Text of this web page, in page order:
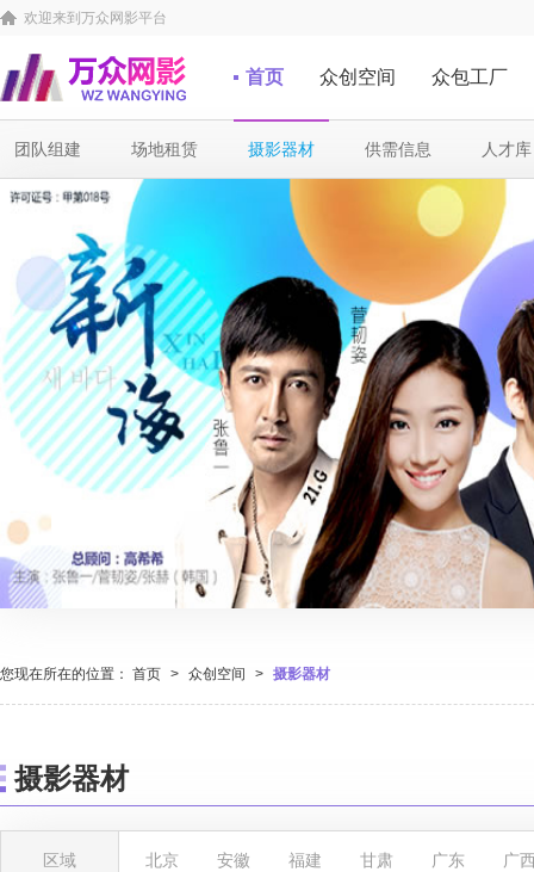
欢迎来到万众网影平台
首页 众创空间 众包工厂
团队组建 场地租赁 摄影器材 供需信息 人才库
您现在所在的位置： 首页 > 众创空间 > 摄影器材
摄影器材
区域 北京 安徽 福建 甘肃 广东
广